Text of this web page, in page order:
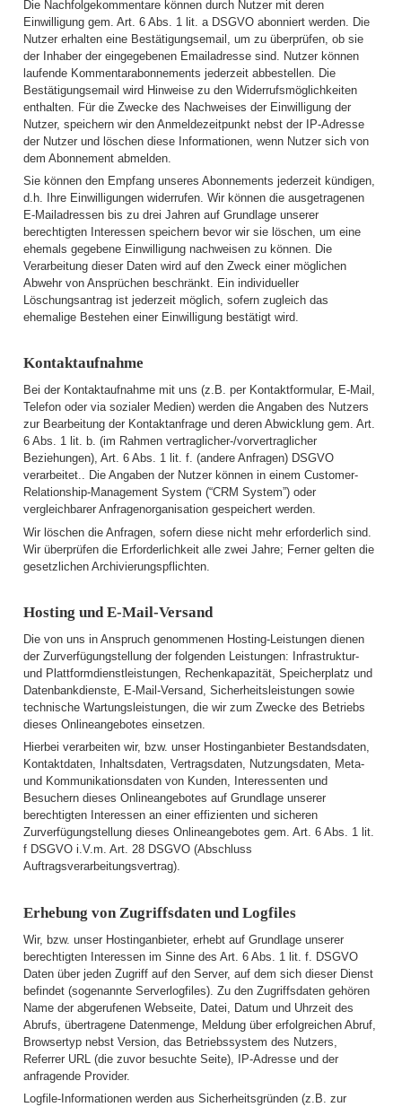
Die Nachfolgekommentare können durch Nutzer mit deren
Einwilligung gem. Art. 6 Abs. 1 lit. a DSGVO abonniert werden. Die
Nutzer erhalten eine Bestätigungsemail, um zu überprüfen, ob sie
der Inhaber der eingegebenen Emailadresse sind. Nutzer können
laufende Kommentarabonnements jederzeit abbestellen. Die
Bestätigungsemail wird Hinweise zu den Widerrufsmöglichkeiten
enthalten. Für die Zwecke des Nachweises der Einwilligung der
Nutzer, speichern wir den Anmeldezeitpunkt nebst der IP-Adresse
der Nutzer und löschen diese Informationen, wenn Nutzer sich von
dem Abonnement abmelden.
Sie können den Empfang unseres Abonnements jederzeit kündigen,
d.h. Ihre Einwilligungen widerrufen. Wir können die ausgetragenen
E-Mailadressen bis zu drei Jahren auf Grundlage unserer
berechtigten Interessen speichern bevor wir sie löschen, um eine
ehemals gegebene Einwilligung nachweisen zu können. Die
Verarbeitung dieser Daten wird auf den Zweck einer möglichen
Abwehr von Ansprüchen beschränkt. Ein individueller
Löschungsantrag ist jederzeit möglich, sofern zugleich das
ehemalige Bestehen einer Einwilligung bestätigt wird.
Kontaktaufnahme
Bei der Kontaktaufnahme mit uns (z.B. per Kontaktformular, E-Mail,
Telefon oder via sozialer Medien) werden die Angaben des Nutzers
zur Bearbeitung der Kontaktanfrage und deren Abwicklung gem. Art.
6 Abs. 1 lit. b. (im Rahmen vertraglicher-/vorvertraglicher
Beziehungen), Art. 6 Abs. 1 lit. f. (andere Anfragen) DSGVO
verarbeitet.. Die Angaben der Nutzer können in einem Customer-
Relationship-Management System (“CRM System”) oder
vergleichbarer Anfragenorganisation gespeichert werden.
Wir löschen die Anfragen, sofern diese nicht mehr erforderlich sind.
Wir überprüfen die Erforderlichkeit alle zwei Jahre; Ferner gelten die
gesetzlichen Archivierungspflichten.
Hosting und E-Mail-Versand
Die von uns in Anspruch genommenen Hosting-Leistungen dienen
der Zurverfügungstellung der folgenden Leistungen: Infrastruktur-
und Plattformdienstleistungen, Rechenkapazität, Speicherplatz und
Datenbankdienste, E-Mail-Versand, Sicherheitsleistungen sowie
technische Wartungsleistungen, die wir zum Zwecke des Betriebs
dieses Onlineangebotes einsetzen.
Hierbei verarbeiten wir, bzw. unser Hostinganbieter Bestandsdaten,
Kontaktdaten, Inhaltsdaten, Vertragsdaten, Nutzungsdaten, Meta-
und Kommunikationsdaten von Kunden, Interessenten und
Besuchern dieses Onlineangebotes auf Grundlage unserer
berechtigten Interessen an einer effizienten und sicheren
Zurverfügungstellung dieses Onlineangebotes gem. Art. 6 Abs. 1 lit.
f DSGVO i.V.m. Art. 28 DSGVO (Abschluss
Auftragsverarbeitungsvertrag).
Erhebung von Zugriffsdaten und Logfiles
Wir, bzw. unser Hostinganbieter, erhebt auf Grundlage unserer
berechtigten Interessen im Sinne des Art. 6 Abs. 1 lit. f. DSGVO
Daten über jeden Zugriff auf den Server, auf dem sich dieser Dienst
befindet (sogenannte Serverlogfiles). Zu den Zugriffsdaten gehören
Name der abgerufenen Webseite, Datei, Datum und Uhrzeit des
Abrufs, übertragene Datenmenge, Meldung über erfolgreichen Abruf,
Browsertyp nebst Version, das Betriebssystem des Nutzers,
Referrer URL (die zuvor besuchte Seite), IP-Adresse und der
anfragende Provider.
Logfile-Informationen werden aus Sicherheitsgründen (z.B. zur